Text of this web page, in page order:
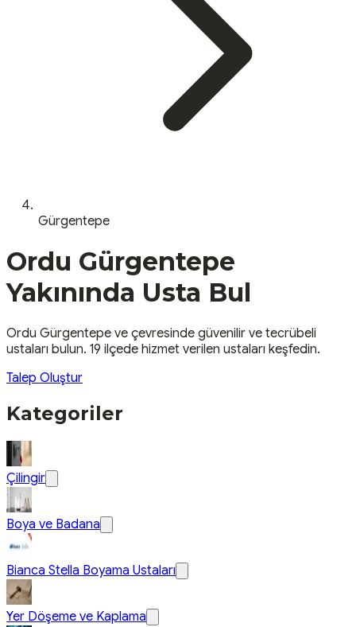
Gürgentepe
Ordu Gürgentepe
Yakınında Usta Bul
Ordu Gürgentepe ve çevresinde güvenilir ve tecrübeli
ustaları bulun. 19 ilçede hizmet verilen ustaları keşfedin.
Talep Oluştur
Kategoriler
Çilingir
Boya ve Badana
Bianca Stella Boyama Ustaları
Yer Döşeme ve Kaplama